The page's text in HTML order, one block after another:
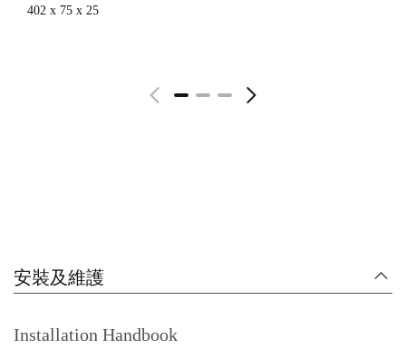
402 x 75 x 25
安裝及維護
Installation Handbook